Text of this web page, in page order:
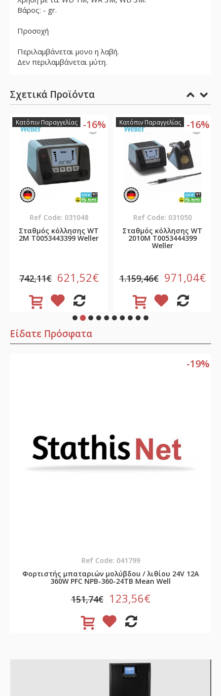
Βάρος: - gr.
Προσοχή
Περιλαμβάνεται μονο η λαβή.
Δεν περιλαμβάνεται μύτη.
Σχετικά Προϊόντα
-16%
Κατόπιν Παραγγελίας
Ref Code: 031048
Σταθμός κόλλησης WT
2M T0053443399 Weller
742,11€ 621,52€
-16%
Κατόπιν Παραγγελίας
Ref Code: 031050
Σταθμός κόλλησης WT
2010M T0053444399
Weller
1.159,46€ 971,04€
Είδατε Πρόσφατα
-19%
Ref Code: 041799
Φορτιστής μπαταριών μολύβδου / λιθίου 24V 12A
360W PFC NPB-360-24TB Mean Well
151,74€ 123,56€